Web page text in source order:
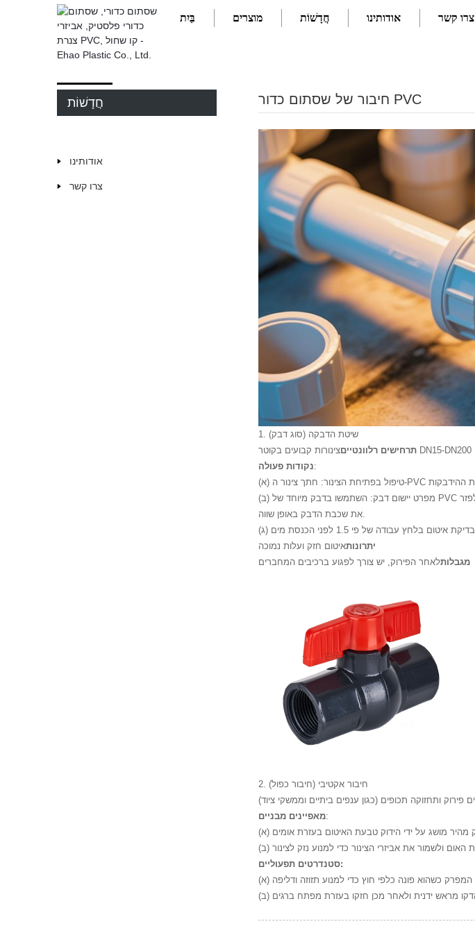
בַּיִת מוצרים חֲדָשׁוֹת אודותינו צרו קשר
בַּיִת חֲדָשׁוֹת
חֲדָשׁוֹת
אודותינו
צרו קשר
חיבור של שסתום כדור PVC
1. שיטת הדבקה (סוג דבק)
תרחישים רלוונטיים
נקודות פעולה:
(ב) מפרט יישום דבק: השתמשו בדבק מיוחד של PVC כדי לצפות באופן שווה את דופן הצינור ואת שקע השסתום, הכניסו אותו במהירות וסובבו אותו 45 מעלות כדי לפזר
את שכבת הדבק באופן שווה.
יתרונותאיטום חזק ועלות נמוכה
מגבלותלאחר הפירוק, יש צורך לפגוע ברכיבים המחברים
2. חיבור אקטיבי (חיבור כפול)
מאפיינים מבניים:
סטנדרטים תפעוליים: